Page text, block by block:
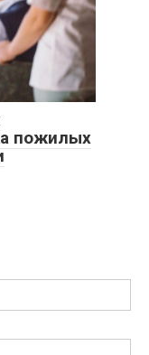
пожилых